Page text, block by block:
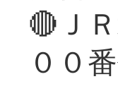
🔴Ｊ
００